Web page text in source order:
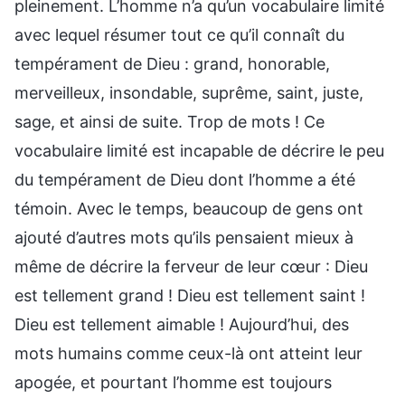
pleinement. L’homme n’a qu’un vocabulaire limité
avec lequel résumer tout ce qu’il connaît du
tempérament de Dieu : grand, honorable,
merveilleux, insondable, suprême, saint, juste,
sage, et ainsi de suite. Trop de mots ! Ce
vocabulaire limité est incapable de décrire le peu
du tempérament de Dieu dont l’homme a été
témoin. Avec le temps, beaucoup de gens ont
ajouté d’autres mots qu’ils pensaient mieux à
même de décrire la ferveur de leur cœur : Dieu
est tellement grand ! Dieu est tellement saint !
Dieu est tellement aimable ! Aujourd’hui, des
mots humains comme ceux-là ont atteint leur
apogée, et pourtant l’homme est toujours